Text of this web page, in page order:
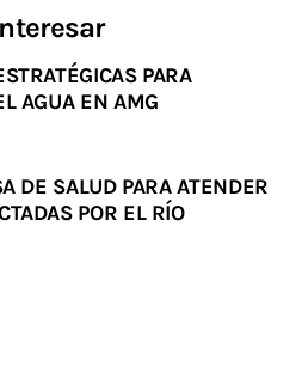
PARA
AGUA EN AMG
DE SALUD PARA ATENDER
POR EL RÍO